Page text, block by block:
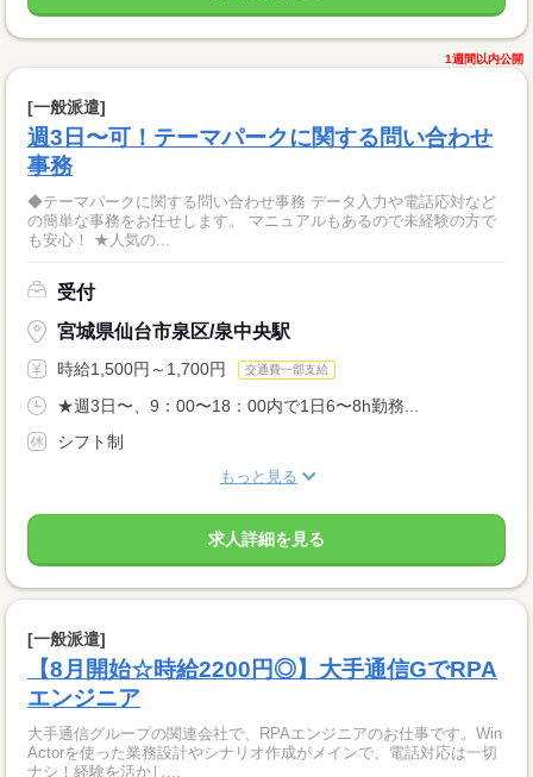
1週間以内公開
[一般派遣]
週3日〜可！テーマパークに関する問い合わせ
事務
◆テーマパークに関する問い合わせ事務 データ入力や電話応対など
の簡単な事務をお任せします。 マニュアルもあるので未経験の方で
も安心！ ★人気の...
受付
宮城県仙台市泉区/泉中央駅
時給1,500円～1,700円 交通費一部支給
★週3日〜、9：00〜18：00内で1日6〜8h勤務...
シフト制
もっと見る
求人詳細を見る
[一般派遣]
【8月開始☆時給2200円◎】大手通信GでRPA
エンジニア
大手通信グループの関連会社で、RPAエンジニアのお仕事です。Win
Actorを使った業務設計やシナリオ作成がメインで、電話対応は一切
ナシ！経験を活かし...